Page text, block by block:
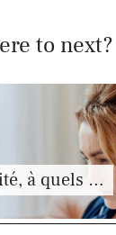
to next?
à quels …